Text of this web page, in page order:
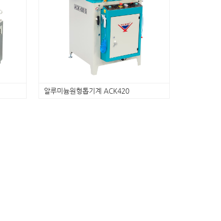
알루미늄원형톱기계 ACK420